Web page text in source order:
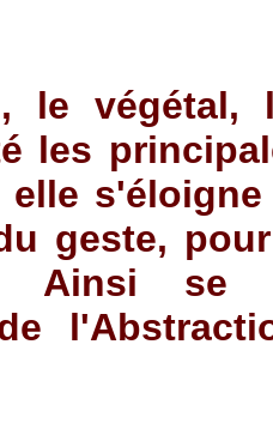
le végétal,
les
elle
geste,
Ainsi se